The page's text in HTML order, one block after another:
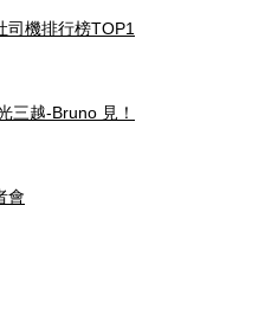
機排行榜TOP1
三越-Bruno 見！
會